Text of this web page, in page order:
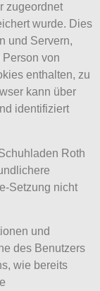
zugeordnet
wurde. Dies
und Servern,
von
enthalten, zu
kann über
identifiziert
Roth
Setzung nicht
und
des Benutzers
wie bereits